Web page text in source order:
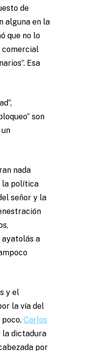
de
alguna en la
que no lo
comercial
Esa
son
nada
la política
señor y la
ayatolás a
y el
la vía del
Carlos
la dictadura
por